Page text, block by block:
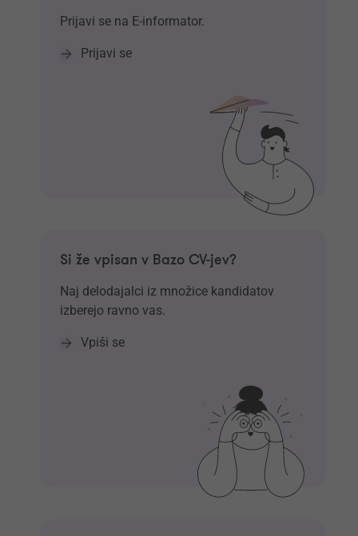
Prijavi se na E-informator.
Prijavi se
Si že vpisan v Bazo CV-jev?
Naj delodajalci iz množice kandidatov
izberejo ravno vas.
Vpiši se